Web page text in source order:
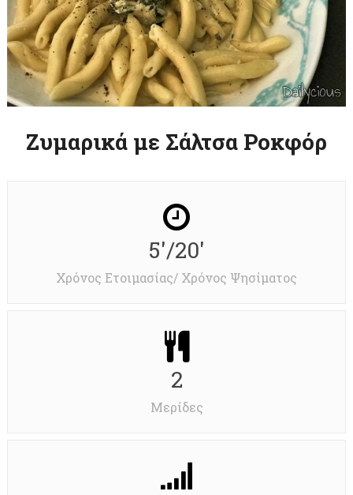
Ζυμαρικά με Σάλτσα Ροκφόρ
5'/20'
Χρόνος Ετοιμασίας/ Χρόνος Ψησίματος
2
Μερίδες